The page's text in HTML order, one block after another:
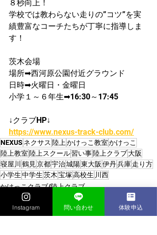
８秒向上！​
学校では教わらない走りの”コツ”を実
績豊富なコーチたちが丁寧に指導しま
す！
茨木会場
場所➡西河原公園付近グラウンド
日時➡火曜日・金曜日
​小学１～６年生➡16:30～17:45
↓クラブHP↓
https://www.nexus-track-club.com/
NEXUS ネクサス 陸上かけっこ教室かけっこ
陸上教室 陸上スクール習い事陸上クラブ大阪
寝屋川 鶴見京都宇治城陽東大阪 伊丹兵庫走り方
小学生中学生茨木宝塚高校生 川西
かけっこクラブ/陸上クラブ
Instagram 問い合わせ 体験申込